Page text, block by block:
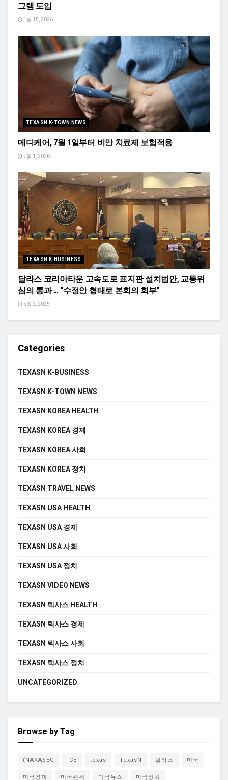
그램 도입
1월 15, 2026
TEXASN K-TOWN NEWS
메디케어, 7월 1일부터 비만 치료제 보험적용
7월 1, 2026
TEXASN K-BUSINESS
달라스 코리아타운 고속도로 표지판 설치법안, 교통위
심의 통과 … “수정안 형태로 본회의 회부”
5월 2, 2025
Categories
TEXASN K-BUSINESS
TEXASN K-TOWN NEWS
TEXASN KOREA HEALTH
TEXASN KOREA 경제
TEXASN KOREA 사회
TEXASN KOREA 정치
TEXASN TRAVEL NEWS
TEXASN USA HEALTH
TEXASN USA 경제
TEXASN USA 사회
TEXASN USA 정치
TEXASN VIDEO NEWS
TEXASN 텍사스 HEALTH
TEXASN 텍사스 경제
TEXASN 텍사스 사회
TEXASN 텍사스 정치
UNCATEGORIZED
Browse by Tag
(NAKASEC ICE texas TexasN 달라스 미국
미국경제 미국관세 미국뉴스 미국정치